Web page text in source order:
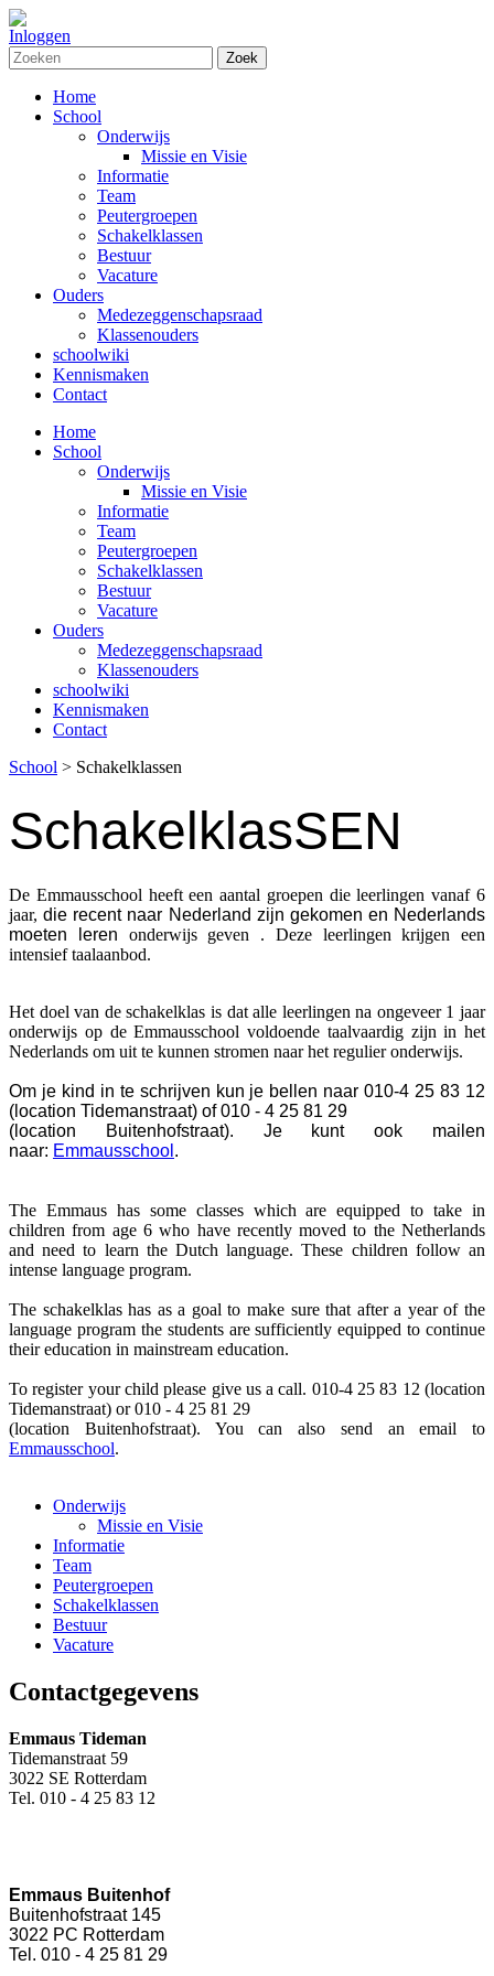
Inloggen
Zoek
Home
School
Onderwijs
Missie en Visie
Informatie
Team
Peutergroepen
Schakelklassen
Bestuur
Vacature
Ouders
Medezeggenschapsraad
Klassenouders
schoolwiki
Kennismaken
Contact
Home
School
Onderwijs
Missie en Visie
Informatie
Team
Peutergroepen
Schakelklassen
Bestuur
Vacature
Ouders
Medezeggenschapsraad
Klassenouders
schoolwiki
Kennismaken
Contact
School > Schakelklassen
SchakelklasSEN
De Emmausschool heeft een aantal groepen die leerlingen vanaf 6
jaar,die recent naar Nederland zijn gekomen en Nederlands
moeten leren onderwijs geven . Deze leerlingen krijgen een
intensief taalaanbod.
Het doel van de schakelklas is dat alle leerlingen na ongeveer 1 jaar
onderwijs op de Emmausschool voldoende taalvaardig zijn in het
Nederlands om uit te kunnen stromen naar het regulier onderwijs.
Om je kind in te schrijven kun je bellen naar 010-4 25 83 12
(location Tidemanstraat) of 010 - 4 25 81 29
(location Buitenhofstraat). Je kunt ook mailen
naar: Emmausschool .
The Emmaus has some classes which are equipped to take in
children from age 6 who have recently moved to the Netherlands
and need to learn the Dutch language. These children follow an
intense language program.
The schakelklas has as a goal to make sure that after a year of the
language program the students are sufficiently equipped to continue
their education in mainstream education.
To register your child please give us a call. 010-4 25 83 12 (location
Tidemanstraat) or 010 - 4 25 81 29
(location Buitenhofstraat). You can also send an email to
Emmausschool.
Onderwijs
Missie en Visie
Informatie
Team
Peutergroepen
Schakelklassen
Bestuur
Vacature
Contactgegevens
Emmaus Tideman
Tidemanstraat 59
3022 SE Rotterdam
Tel. 010 - 4 25 83 12
Emmaus Buitenhof
Buitenhofstraat 145
3022 PC Rotterdam
Tel. 010 - 4 25 81 29